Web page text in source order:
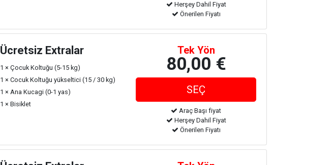
Herşey Dahil Fiyat
Önerilen Fiyatı
Ücretsiz Extralar
1 × Çocuk Koltuğu (5-15 kg)
1 × Cocuk Koltuğu yükseltici (15 / 30 kg)
1 × Ana Kucagi (0-1 yas)
1 × Bisiklet
Tek Yön
80,00 €
Araç Başı fiyat
Herşey Dahil Fiyat
Önerilen Fiyatı